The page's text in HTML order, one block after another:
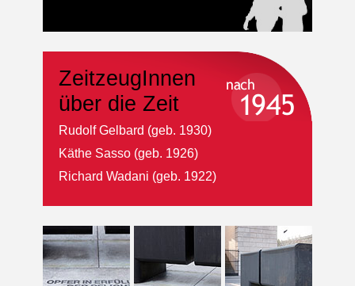
ZeitzeugInnen
über die Zeit
Rudolf Gelbard (geb. 1930)
Käthe Sasso (geb. 1926)
Richard Wadani (geb. 1922)